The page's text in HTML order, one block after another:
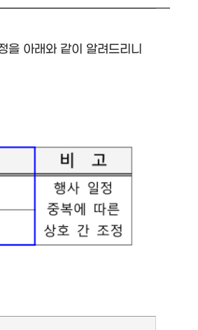
을 아래와 같이 알려드리니